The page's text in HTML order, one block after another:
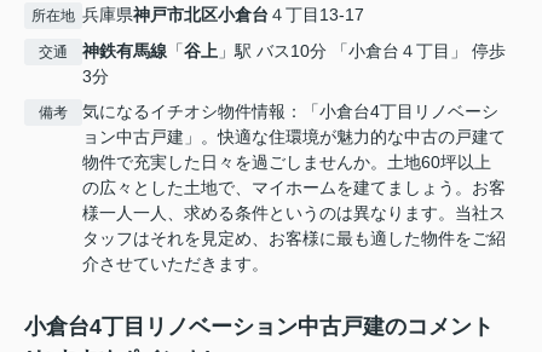
所在地 兵庫県神戸市北区小倉台 ４丁目13-17
交通 神鉄有馬線 「谷上 」駅 バス10分 「小倉台４丁目」 停歩
3分
備考
気になるイチオシ物件情報：「小倉台4丁目リノベーシ
ョン中古戸建」。快適な住環境が魅力的な中古の戸建て
物件で充実した日々を過ごしませんか。土地60坪以上
の広々とした土地で、マイホームを建てましょう。お客
様一人一人、求める条件というのは異なります。当社ス
タッフはそれを見定め、お客様に最も適した物件をご紹
介させていただきます。
小倉台4丁目リノベーション中古戸建のコメント